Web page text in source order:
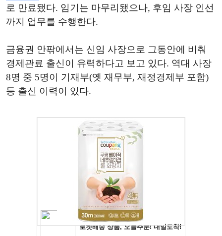
로 만료됐다. 임기는 마무리됐으나, 후임 사장 인선
까지 업무를 수행한다.
금융권 안팎에서는 신임 사장으로 그동안에 비춰
경제관료 출신이 유력하다고 보고 있다. 역대 사장
8명 중 5명이 기재부(옛 재무부, 재정경제부 포함)
등 출신 이력이 있다.